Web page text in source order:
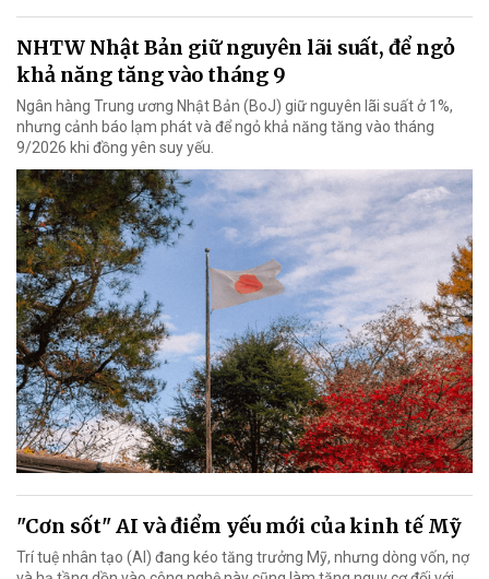
NHTW Nhật Bản giữ nguyên lãi suất, để ngỏ
khả năng tăng vào tháng 9
Ngân hàng Trung ương Nhật Bản (BoJ) giữ nguyên lãi suất ở 1%,
nhưng cảnh báo lạm phát và để ngỏ khả năng tăng vào tháng
9/2026 khi đồng yên suy yếu.
"Cơn sốt" AI và điểm yếu mới của kinh tế Mỹ
Trí tuệ nhân tạo (AI) đang kéo tăng trưởng Mỹ, nhưng dòng vốn, nợ